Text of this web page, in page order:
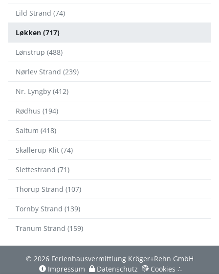
Lild Strand (74)
Løkken (717)
Lønstrup (488)
Nørlev Strand (239)
Nr. Lyngby (412)
Rødhus (194)
Saltum (418)
Skallerup Klit (74)
Slettestrand (71)
Thorup Strand (107)
Tornby Strand (139)
Tranum Strand (159)
© 2026 Ferienhausvermittlung Kröger+Rehn GmbH
Impressum
Datenschutz Cookies ∴